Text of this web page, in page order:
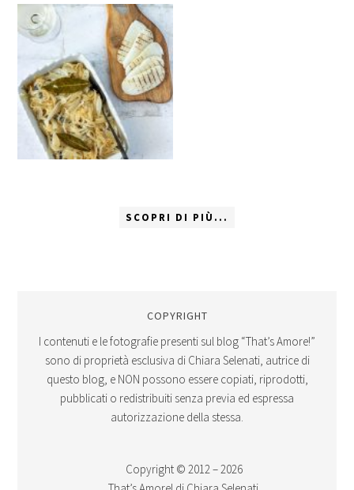
SCOPRI DI PIÙ...
COPYRIGHT
I contenuti e le fotografie presenti sul blog “That’s Amore!”
sono di proprietà esclusiva di Chiara Selenati, autrice di
questo blog, e NON possono essere copiati, riprodotti,
pubblicati o redistribuiti senza previa ed espressa
autorizzazione della stessa.
Copyright © 2012 – 2026